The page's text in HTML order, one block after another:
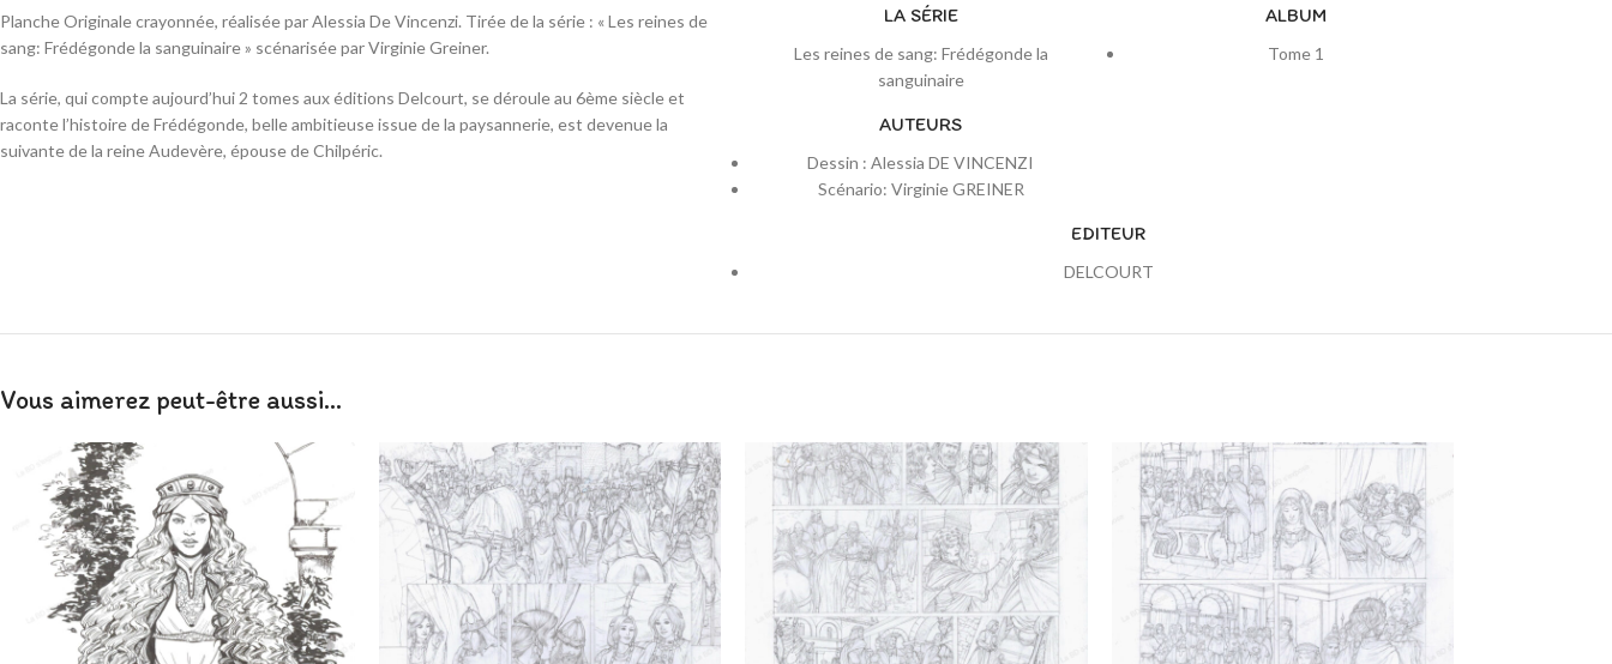
Planche Originale crayonnée, réalisée par Alessia De Vincenzi. Tirée de la série : « Les reines de
sang: Frédégonde la sanguinaire » scénarisée par Virginie Greiner.
La série, qui compte aujourd’hui 2 tomes aux éditions Delcourt, se déroule au 6ème siècle et
raconte l’histoire de Frédégonde, belle ambitieuse issue de la paysannerie, est devenue la
suivante de la reine Audevère, épouse de Chilpéric.
LA SÉRIE
Les reines de sang: Frédégonde la
sanguinaire
ALBUM
Tome 1
AUTEURS
Dessin : Alessia DE VINCENZI
Scénario: Virginie GREINER
EDITEUR
DELCOURT
Vous aimerez peut-être aussi…